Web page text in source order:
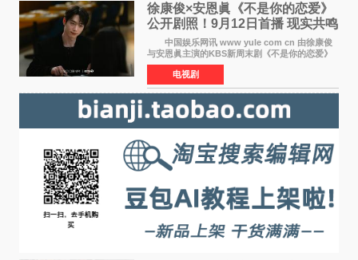
徐康俊×安恩眞《不是你的恋爱》
公开剧照！9月12日首播 现实共鸣
罗曼史来袭
中国娱乐网讯 www yule com cn 由徐康俊
与安恩眞主演的KBS新周末剧《不是你的恋爱》
于近日公开首波剧照，正式定档9月12日首
播。 剧照中，徐康俊与安恩眞并肩而坐，眼
神中流露出复杂而微
电视剧